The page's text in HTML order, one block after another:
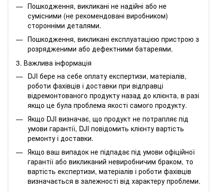
Пошкодження, викликані не надійні або не
сумісними (не рекомендовані виробником)
сторонніми деталями.
Пошкодження, викликані експлуатацією пристрою з
розрядженими або дефектними батареями.
3. Важлива інформація
DJI бере на себе оплату експертизи, матеріалів,
роботи фахівців і доставки при відправці
відремонтованого продукту назад до клієнта, в разі
якщо це була проблема якості самого продукту.
Якщо DJI визначає, що продукт не потрапляє під
умови гарантії, DJI повідомить клієнту вартість
ремонту і доставки.
Якщо ваш випадок не підпадає під умови офіційної
гарантії або викликаний невиробничим браком, то
вартість експертизи, матеріалів і роботи фахівців
визначається в залежності від характеру проблеми.